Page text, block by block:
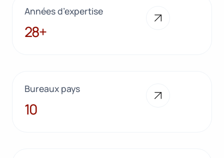
Années d’expertise
28+
28+
Bureaux pays
10
10